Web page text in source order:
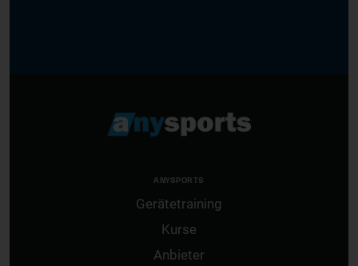
ANYSPORTS
Gerätetraining
Kurse
Anbieter